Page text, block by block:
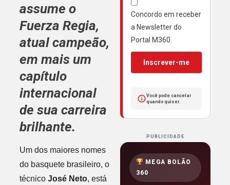
assume o
Fuerza Regia,
atual campeão,
em mais um
capítulo
internacional
de sua carreira
brilhante.
Um dos maiores nomes
do basquete brasileiro, o
técnico José Neto, está
Concordo em receber
a Newsletter do
Portal M360.
Inscrever-me
Você pode cancelar
quando quiser.
PUBLICIDADE
MEGA BOLÃO
360